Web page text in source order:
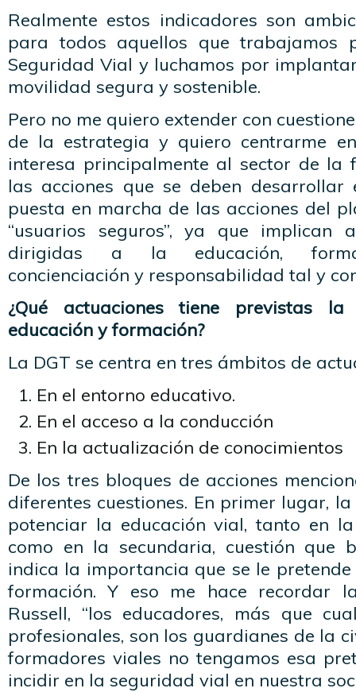
Realmente estos indicadores son
para todos aquellos que
Seguridad Vial y luchamos por
movilidad segura y sostenible.
Pero no me quiero extender con
de la estrategia y quiero centrarme
interesa principalmente al sector de la
las acciones que se deben
puesta en marcha de las acciones del
“usuarios seguros”, ya que implican
dirigidas a la educación,
concienciación y responsabilidad tal y
¿Qué actuaciones tiene previstas
educación y formación?
La DGT se centra en tres ámbitos de
En el entorno educativo.
En el acceso a la conducción
En la actualización de conocimientos
De los tres bloques de acciones
diferentes cuestiones. En primer lugar,
potenciar la educación vial, tanto en
como en la secundaria, cuestión que
indica la importancia que se le
formación. Y eso me hace recordar
Russell, “los educadores, más que
profesionales, son los guardianes de la
formadores viales no tengamos esa
incidir en la seguridad vial en nuestra